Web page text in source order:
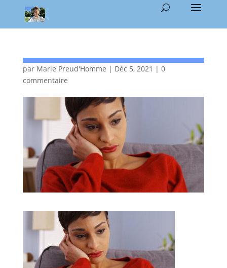
par Marie Preud'Homme | Déc 5, 2021 | 0
commentaire